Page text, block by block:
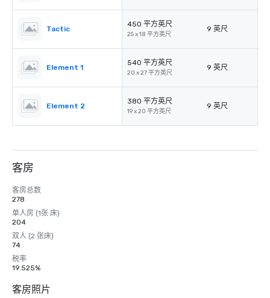
Tactic
450 平方英尺
25 x 18 平方英尺
9 英尺
Element 1
540 平方英尺
20 x 27 平方英尺
9 英尺
Element 2
380 平方英尺
19 x 20 平方英尺
9 英尺
客房
客房总数
278
单人房 (1张 床)
204
双人 (2 张床)
74
税率
19.525%
客房照片